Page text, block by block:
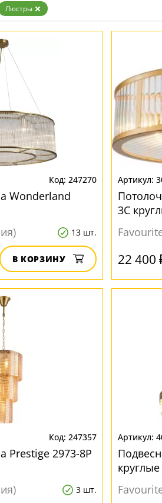
Бронза
Золото
Прозрачные
Люстры
247270
Wonderland
13 шт.
В КОРЗИНУ
3C
22 400
247357
Prestige 2973-8P
3 шт.
круглые